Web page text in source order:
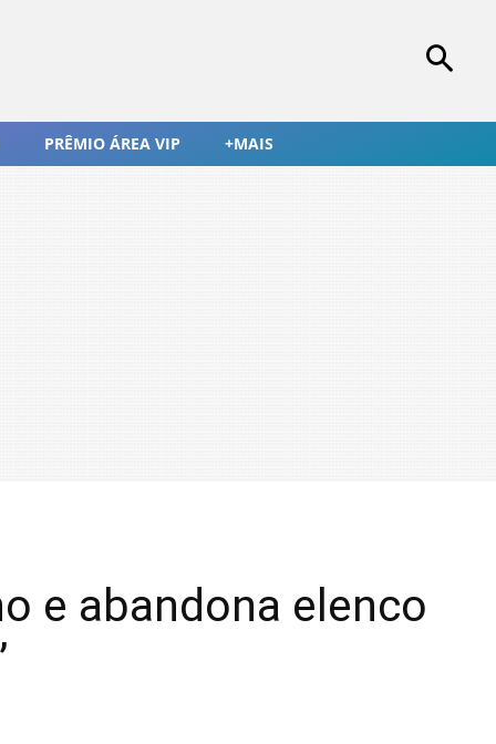
PRÊMIO ÁREA VIP +MAIS
e abandona elenco